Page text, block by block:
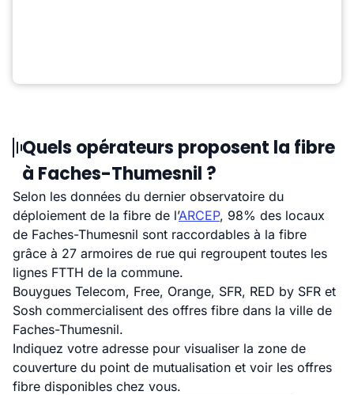
Quels opérateurs proposent la fibre
à Faches-Thumesnil ?
Selon les données du dernier observatoire du
déploiement de la fibre de l’ARCEP, 98% des locaux
de Faches-Thumesnil sont raccordables à la fibre
grâce à 27 armoires de rue qui regroupent toutes les
lignes FTTH de la commune.
Bouygues Telecom, Free, Orange, SFR, RED by SFR et
Sosh commercialisent des offres fibre dans la ville de
Faches-Thumesnil.
Indiquez votre adresse pour visualiser la zone de
couverture du point de mutualisation et voir les offres
fibre disponibles chez vous.